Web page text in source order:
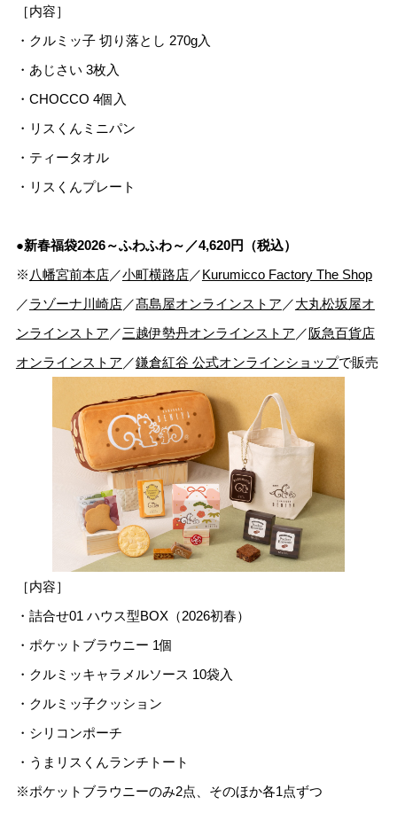
［内容］
・クルミッ子 切り落とし 270g入
・あじさい 3枚入
・CHOCCO 4個入
・リスくんミニパン
・ティータオル
・リスくんプレート
●新春福袋2026～ふわふわ～／4,620円（税込）
※ 八幡宮前本店／小町横路店／Kurumicco Factory The Shop
／ラゾーナ川崎店／髙島屋オンラインストア ／大丸松坂屋オ
ンラインストア ／三越伊勢丹オンラインストア ／阪急百貨店
オンラインストア ／鎌倉紅谷 公式オンラインショップで販売
［内容］
・詰合せ01 ハウス型BOX（2026初春）
・ポケットブラウニー 1個
・クルミッキャラメルソース 10袋入
・クルミッ子クッション
・シリコンポーチ
・うまリスくんランチトート
※ポケットブラウニーのみ2点、そのほか各1点ずつ